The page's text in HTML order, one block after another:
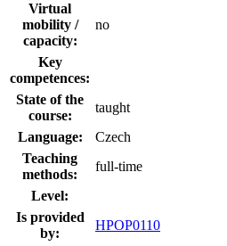
Virtual
mobility /
capacity:
no
Key
competences:
State of the
course:
taught
Language:
Czech
Teaching
methods:
full-time
Level:
Is provided
by:
HPOP0110